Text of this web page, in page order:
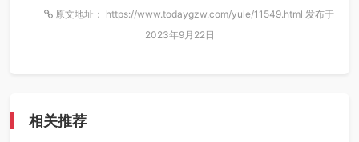
原文地址： https://www.todaygzw.com/yule/11549.html 发布于
2023年9月22日
相关推荐